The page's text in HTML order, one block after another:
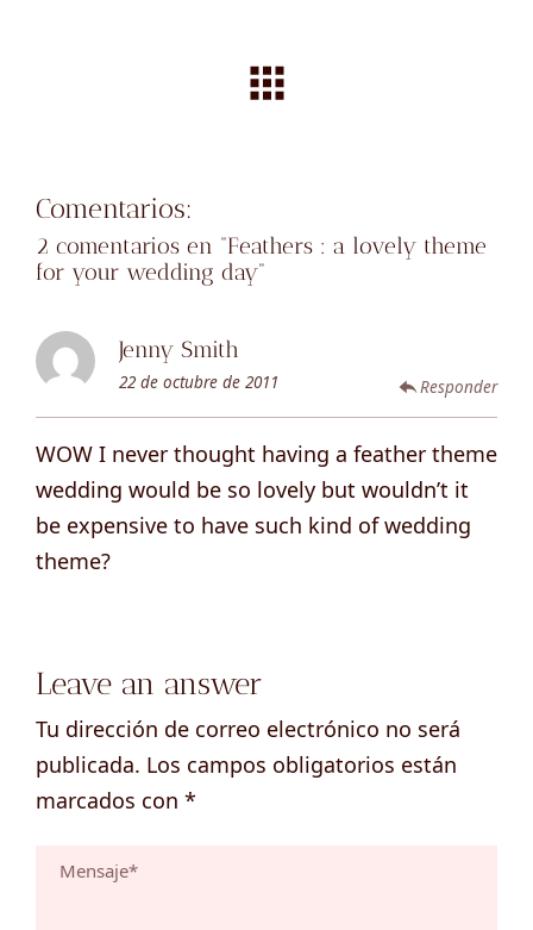
Comentarios:
2 comentarios en “Feathers : a lovely theme
for your wedding day”
Jenny Smith
22 de octubre de 2011 Responder
WOW I never thought having a feather theme
wedding would be so lovely but wouldn’t it
be expensive to have such kind of wedding
theme?
Leave an answer
Tu dirección de correo electrónico no será
publicada. Los campos obligatorios están
marcados con *